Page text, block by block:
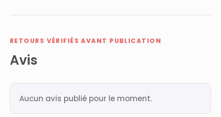
RETOURS VÉRIFIÉS AVANT PUBLICATION
Avis
Aucun avis publié pour le moment.